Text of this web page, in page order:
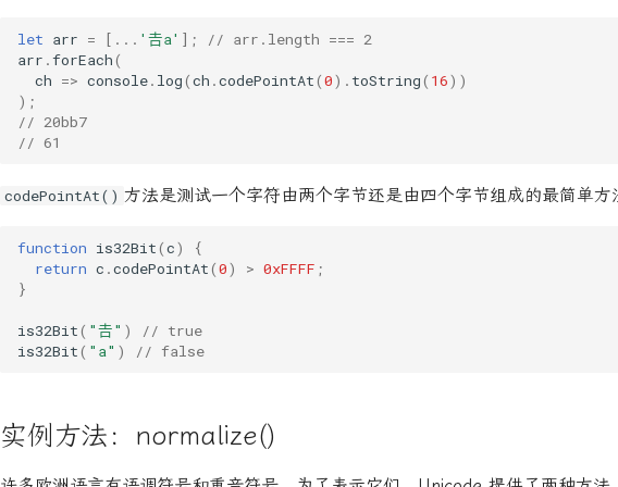
let arr = [... '𠮷a' ];
// arr.length === 2
arr .forEach(
ch => console. log(ch .codePointAt(0). toString( 16))
);
// 20bb7
// 61
codePointAt() 方法是测试一个字符由两个字节还是由四个字节组成的最简单方
function is32Bit(c)
{
return c .codePointAt(0) > 0xFFFF ;
}
is32Bit( "𠮷" )
// true
is32Bit( "a" ) // false
实例方法：normalize()